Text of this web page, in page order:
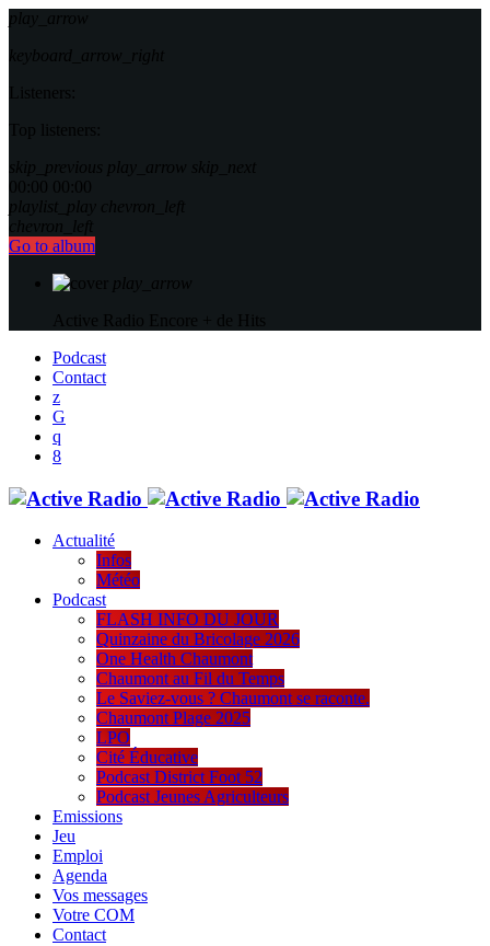
play_arrow
keyboard_arrow_right
Listeners:
Top listeners:
skip_previous play_arrow skip_next
00:00 00:00
playlist_play chevron_left
chevron_left
Go to album
play_arrow
Active Radio Encore + de Hits
Podcast
Contact
Actualité
Infos
Météo
Podcast
FLASH INFO DU JOUR
Quinzaine du Bricolage 2026
One Health Chaumont
Chaumont au Fil du Temps
Le Saviez-vous ? Chaumont se raconte.
Chaumont Plage 2025
LPO
Cité Éducative
Podcast District Foot 52
Podcast Jeunes Agriculteurs
Emissions
Jeu
Emploi
Agenda
Vos messages
Votre COM
Contact